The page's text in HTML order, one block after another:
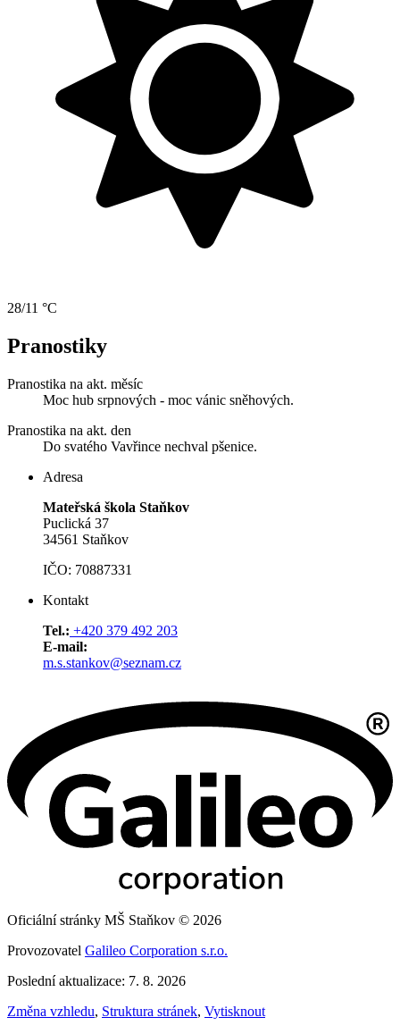
28/11 °C
Pranostiky
Pranostika na akt. měsíc
Moc hub srpnových - moc vánic sněhových.
Pranostika na akt. den
Do svatého Vavřince nechval pšenice.
Adresa
Mateřská škola Staňkov
Puclická 37
34561 Staňkov
IČO: 70887331
Kontakt
Tel.: +420 379 492 203
E-mail:
m.s.stankov@seznam.cz
Oficiální stránky MŠ Staňkov © 2026
Provozovatel Galileo Corporation s.r.o.
Poslední aktualizace: 7. 8. 2026
Změna vzhledu, Struktura stránek, Vytisknout